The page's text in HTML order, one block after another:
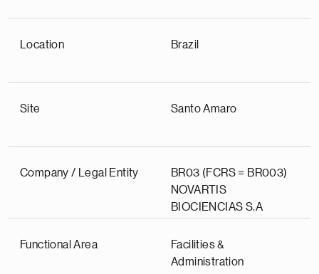
Location Brazil
Site Santo Amaro
Company / Legal Entity
BR03 (FCRS = BR003)
NOVARTIS
BIOCIENCIAS S.A
Functional Area
Facilities &
Administration